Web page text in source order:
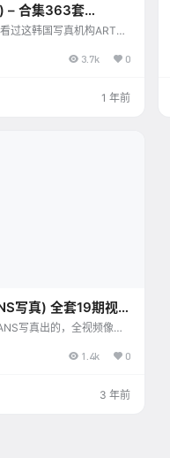
– 合集363套
过这韩国写真机构ARTG
目一新的感觉有没有, 本
[8.19：561] [7.30：5
：555] [7.4：636] [6.7：
3.7k 0
1 年前
写真) 全套19期视
写真出的，全视频像访
收录（其实在上面更新时
续更新…) [PANS写真]妹有
／167MB] [PANS写真]
1.4k 0
3 年前